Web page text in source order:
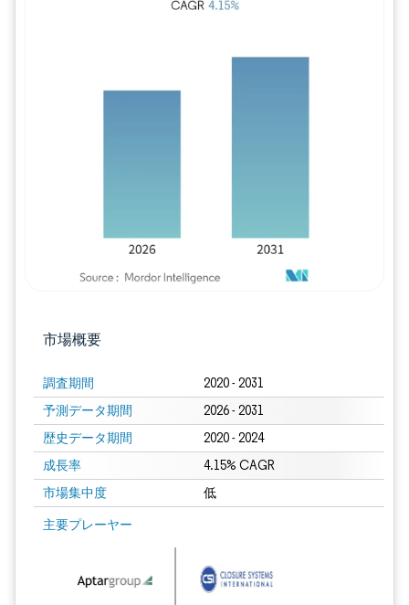
市場概要
調査期間 2020 - 2031
予測データ期間 2026 - 2031
歴史データ期間 2020 - 2024
成長率 4.15% CAGR
市場集中度 低
主要プレーヤー
画像 © Mordor Intelligence。再利用にはCC BY 4.0の表示が必要です。